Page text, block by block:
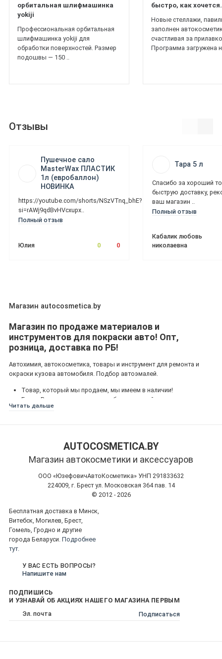
орбитальная шлифмашинка
yokiji
Профессиональная орбитальная
шлифмашинка yokiji для
обработки поверхностей. Размер
подошвы — 150 ..
быстро, как хочется.
Новые стеллажи,
заполнен
счастливая за
Программа загружена
Отзывы
Пушечное сало
MasterWax ПЛАСТИК
1л (евробаллон)
НОВИНКА
https://youtube.com/shorts/NSzVTnq_bhE?
si=rAWj9qdBvHVcxupx..
Полный отзыв
Юлия 0 0
Тара 5 л
Спасибо за хороший
быструю доставку,
ваш магазин ..
Полный отзыв
Кабалик любовь
николаевна
Магазин autocosmetica.by
Магазин по продаже материалов и
инструментов для покраски авто! Опт,
розница, доставка по РБ!
Автохимия, автокосметика, товары и инструмент для ремонта и
окраски кузова автомобиля. Подбор автоэмалей.
Товар, который мы продаем, мы имеем в наличии!
Если у Вас нет возможности забрать нужный материал у нас в
магазине, мы отправим его Вам в любую точку РБ удобным Вам
Читать дальше
AUTOCOSMETICA.BY
Магазин автокосметики и аксессуаров
ООО «ЮзефовичАвтоКосметика» УНП 291833632
224009, г. Брест ул. Московская 364 пав. 14
© 2012 - 2026
Бесплатная доставка в Минск,
Витебск, Могилев, Брест,
Гомель, Гродно и другие
города Беларуси. Подробнее
тут.
У ВАС ЕСТЬ ВОПРОСЫ?
Напишите нам
ПОДПИШИСЬ
И УЗНАВАЙ ОБ АКЦИЯХ НАШЕГО МАГАЗИНА ПЕРВЫМ
Подписаться